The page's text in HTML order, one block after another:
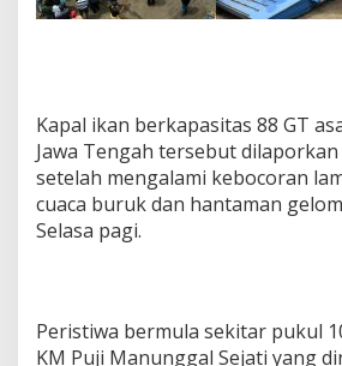
Kapal ikan berkapasitas 88 GT
Jawa Tengah tersebut
setelah mengalami kebocoran
cuaca buruk dan hantaman
Selasa pagi.
Peristiwa bermula sekitar pukul
KM Puji Manunggal Sejati yang